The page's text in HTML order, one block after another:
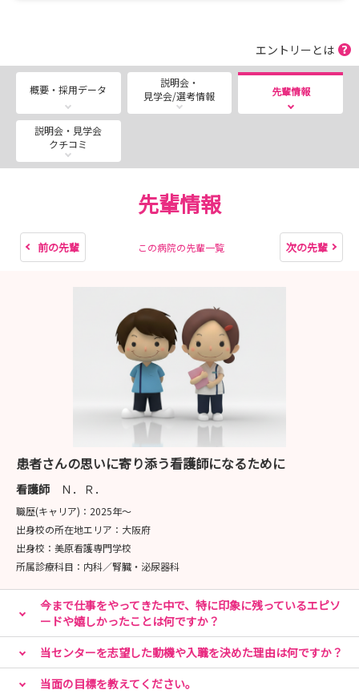
✨インターンシップ（職業体験）✨
夏のインターンシップ（職業体験）は、多くの看護学生さ
んに応募いただき、受付を終了しました。
冬季・春季のインターンシップのご参加お待ちしておりま
す。
・・・・・・・・・・・・・・・・・・・・・・・・・・
病院ホームページでは、動画や写真をたくさん掲載中で
す。たくさんの情報を掲載しておりますので、チェックし
看護局サイトではブログをアップしています📸
新規採用者の様子やインターンシップの風景もぜひチェッ
✨当センターの魅力とは？！✨
“あなたの成長をみんなで支える” — それが私たちの継続
教育です。
🩺 教育体制はさらに進化！
ラダー別研修・チューター制度に加えて
どの段階でもキャリアアップできる【選択研修】を導入し
ています！
教育体制はますます充実しています✨
まずは病院見学会で、教育支援・福利厚生・先輩看護師と
エントリーとは
概要・採用データ
説明会・
見学会/選考情報
先輩情報
説明会・見学会
クチコミ
先輩情報
前の先輩 この病院の先輩一覧 次の先輩
患者さんの思いに寄り添う看護師になるために
看護師 Ｎ．Ｒ．
職歴(キャリア)： 2025年〜
出身校の所在地エリア： 大阪府
出身校： 美原看護専門学校
所属診療科目： 内科／腎臓・泌尿器科
今まで仕事をやってきた中で、特に印象に残っているエピソ
ードや嬉しかったことは何ですか？
当センターを志望した動機や入職を決めた理由は何ですか？
当面の目標を教えてください。